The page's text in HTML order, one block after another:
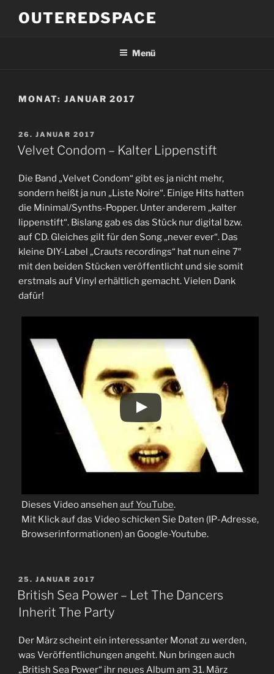
InhaltOUTEREDSPACE
Menü
MONAT: JANUAR 2017
VERÖFFENTLICHT
AM
26. JANUAR 2017
Velvet Condom – Kalter Lippenstift
Die Band „Velvet Condom“ gibt es ja nicht mehr,
sondern heißt ja nun „Liste Noire“. Einige Hits hatten
die Minimal/Synths-Popper. Unter anderem „kalter
lippenstift“. Bislang gab es das Stück nur digital bzw.
auf CD. Gleiches gilt für den Song „never ever“. Das
kleine DIY-Label „Crauts recordings“ hat nun eine 7″
mit den beiden Stücken veröffentlicht und sie somit
erstmals auf Vinyl erhältlich gemacht. Vielen Dank
dafür!
Dieses Video ansehen auf YouTube.
Mit Klick auf das Video schicken Sie Daten (IP-Adresse,
Browserinformationen) an Google-Youtube.
VERÖFFENTLICHT
AM
25. JANUAR 2017
British Sea Power – Let The Dancers
Inherit The Party
Der März scheint ein interessanter Monat zu werden,
was Veröffentlichungen angeht. Nun bringen auch
„British Sea Power“ ihr neues Album am 31. März